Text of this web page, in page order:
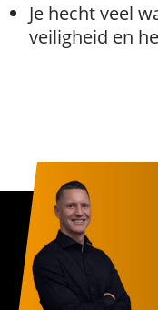
Je hecht veel
veiligheid en